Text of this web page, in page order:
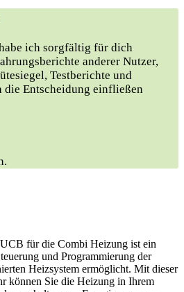
ich sorgfältig für dich
anderer Nutzer,
Testberichte und
Entscheidung einfließen
für die Combi Heizung ist ein
und Programmierung der
Heizsystem ermöglicht. Mit dieser
können Sie die Heizung in Ihrem